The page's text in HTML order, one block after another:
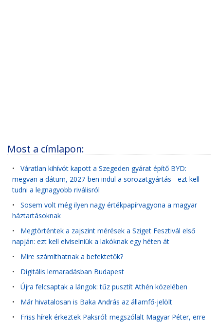
Most a címlapon:
• Váratlan kihívót kapott a Szegeden gyárat építő BYD:
megvan a dátum, 2027-ben indul a sorozatgyártás - ezt kell
tudni a legnagyobb riválisról
• Sosem volt még ilyen nagy értékpapírvagyona a magyar
háztartásoknak
• Megtörténtek a zajszint mérések a Sziget Fesztivál első
napján: ezt kell elviselniük a lakóknak egy héten át
• Mire számíthatnak a befektetők?
• Digitális lemaradásban Budapest
• Újra felcsaptak a lángok: tűz pusztít Athén közelében
• Már hivatalosan is Baka András az államfő-jelölt
• Friss hírek érkeztek Paksról: megszólalt Magyar Péter, erre